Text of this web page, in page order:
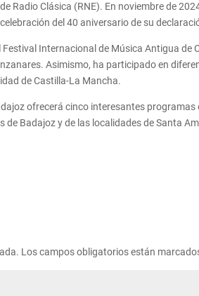
Radio Clásica (RNE). En noviembre de
del 40 aniversario de su
Internacional de Música Antigua de
Asimismo, ha participado en
de Castilla-La Mancha.
ofrecerá cinco interesantes
de Badajoz y de las localidades de Santa
Los campos obligatorios están